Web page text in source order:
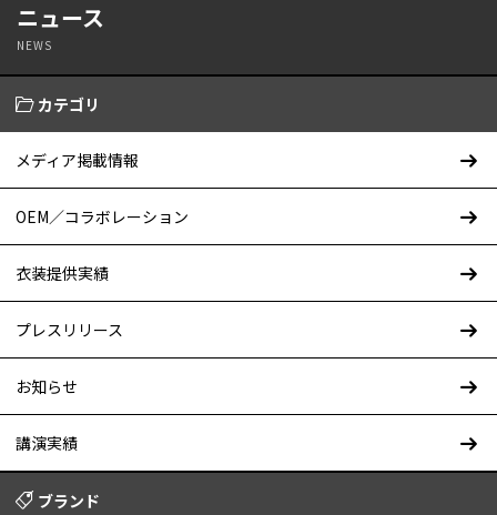
ニュース
NEWS
カテゴリ
メディア掲載情報
OEM／コラボレーション
衣装提供実績
プレスリリース
お知らせ
講演実績
ブランド